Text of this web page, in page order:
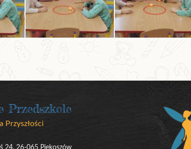
Przedszkole
Przyszłości
24, 26-065 Piekoszów